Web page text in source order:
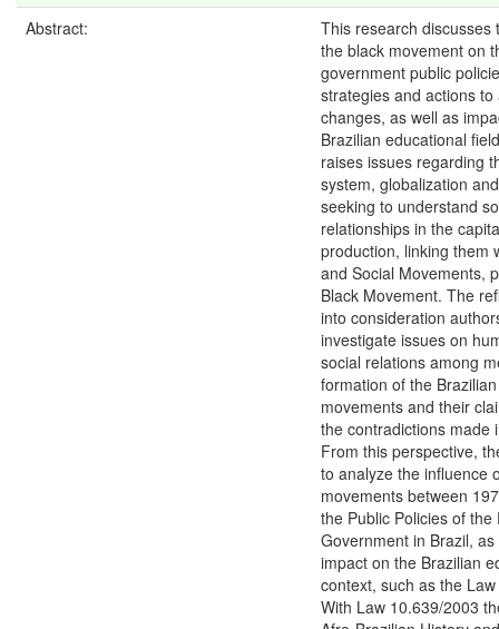
Abstract:
This research discusses
the black movement on
government public
strategies and actions to
changes, as well as
Brazilian educational
raises issues regarding
system, globalization
seeking to understand
relationships in the
production, linking them
and Social Movements,
Black Movement. The
into consideration
investigate issues on
social relations among
formation of the
movements and their
the contradictions made
From this perspective,
to analyze the influence
movements between
the Public Policies of the
Government in Brazil,
impact on the Brazilian
context, such as the
With Law 10.639/2003